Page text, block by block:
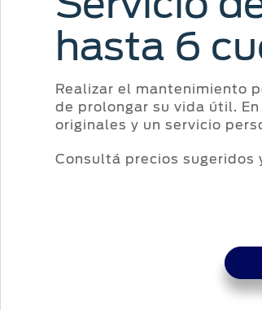
hasta 6
Realizar el mantenimiento
de prolongar su vida útil.
originales y un servicio
Consultá precios